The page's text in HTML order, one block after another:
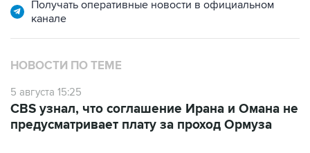
НОВОСТИ ПО ТЕМЕ
5 августа 15:25
предусматривает плату за проход Ормуза